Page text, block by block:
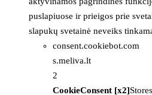
puslapiuose ir prieigos prie
slapukų svetainė neveiks
consent.cookiebot.com
s.meliva.lt
2
CookieConsent [x2]